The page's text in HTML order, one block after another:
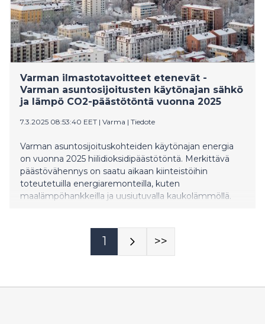
Varman ilmastotavoitteet etenevät -
Varman asuntosijoitusten käytönajan sähkö
ja lämpö CO2-päästötöntä vuonna 2025
7.3.2025 08:53:40 EET | Varma | Tiedote
Varman asuntosijoituskohteiden käytönajan energia
on vuonna 2025 hiilidioksidipäästötöntä. Merkittävä
päästövähennys on saatu aikaan kiinteistöihin
toteutetuilla energiaremonteilla, kuten
maalämpöhankkeilla ja uusiutuvalla kaukolämmöllä.
1 >>